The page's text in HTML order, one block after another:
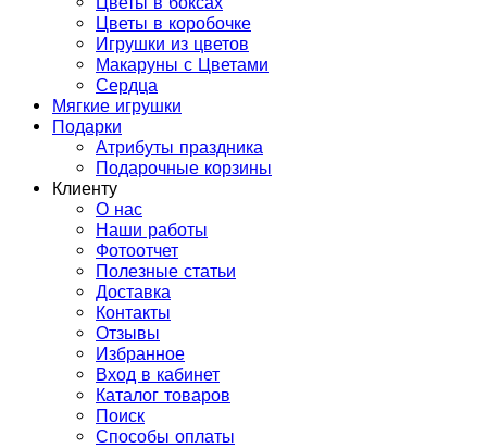
Цветы в коробочке
Игрушки из цветов
Макаруны с Цветами
Сердца
Мягкие игрушки
Подарки
Атрибуты праздника
Подарочные корзины
Клиенту
О нас
Наши работы
Фотоотчет
Полезные статьи
Доставка
Контакты
Отзывы
Избранное
Вход в кабинет
Каталог товаров
Поиск
Способы оплаты